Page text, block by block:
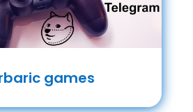
games